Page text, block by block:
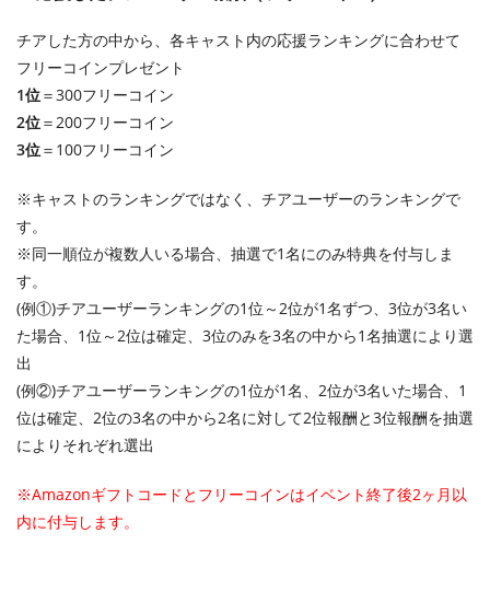
チアした方の中から、各キャスト内の応援ランキングに合わせて
フリーコインプレゼント
1位＝300フリーコイン
2位＝200フリーコイン
3位＝100フリーコイン
※キャストのランキングではなく、チアユーザーのランキングで
す。
※同一順位が複数人いる場合、抽選で1名にのみ特典を付与しま
す。
(例①)チアユーザーランキングの1位～2位が1名ずつ、3位が3名い
た場合、1位～2位は確定、3位のみを3名の中から1名抽選により選
出
(例②)チアユーザーランキングの1位が1名、2位が3名いた場合、1
位は確定、2位の3名の中から2名に対して2位報酬と3位報酬を抽選
によりそれぞれ選出
※Amazonギフトコードとフリーコインはイベント終了後2ヶ月以
内に付与します。